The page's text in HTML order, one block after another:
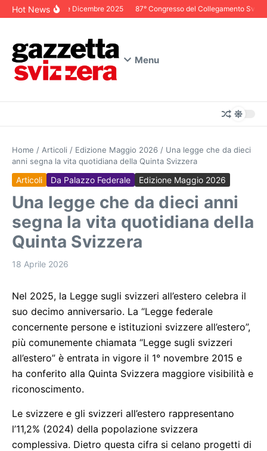
Salta al contenuto
Hot NewsEditoriale Dicembre 2025 87° Congresso del Collegamento
Menu
Home / Articoli / Edizione Maggio 2026 / Una legge che da dieci
anni segna la vita quotidiana della Quinta Svizzera
Articoli Da Palazzo Federale Edizione Maggio 2026
Una legge che da dieci anni
segna la vita quotidiana della
Quinta Svizzera
18 Aprile 2026
Nel 2025, la Legge sugli svizzeri all’estero celebra il
suo decimo anniversario. La “Legge federale
concernente persone e istituzioni svizzere all’estero”,
più comunemente chiamata “Legge sugli svizzeri
all’estero” è entrata in vigore il 1° novembre 2015 e
ha conferito alla Quinta Svizzera maggiore visibilità e
riconoscimento.
Le svizzere e gli svizzeri all’estero rappresentano
l’11,2% (2024) della popolazione svizzera
complessiva. Dietro questa cifra si celano progetti di